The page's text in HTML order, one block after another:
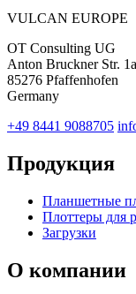
VULCAN EUROPE
OT Consulting UG
Anton Bruckner Str. 1a
85276 Pfaffenhofen
Germany
+49 8441 9088705
Продукция
Планшетные
Плоттеры для
Загрузки
О компании